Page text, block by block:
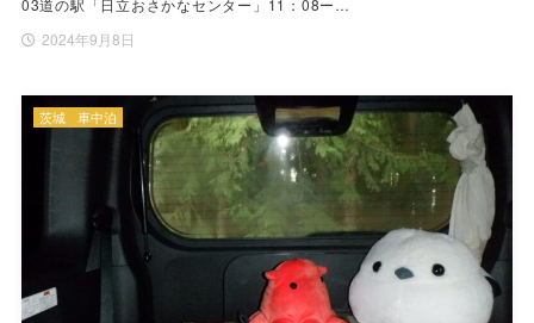
2024年9月8日
茨城 車中泊